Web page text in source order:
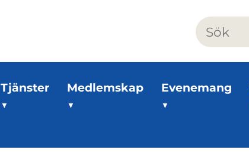
Tjänster Medlemskap Evenemang